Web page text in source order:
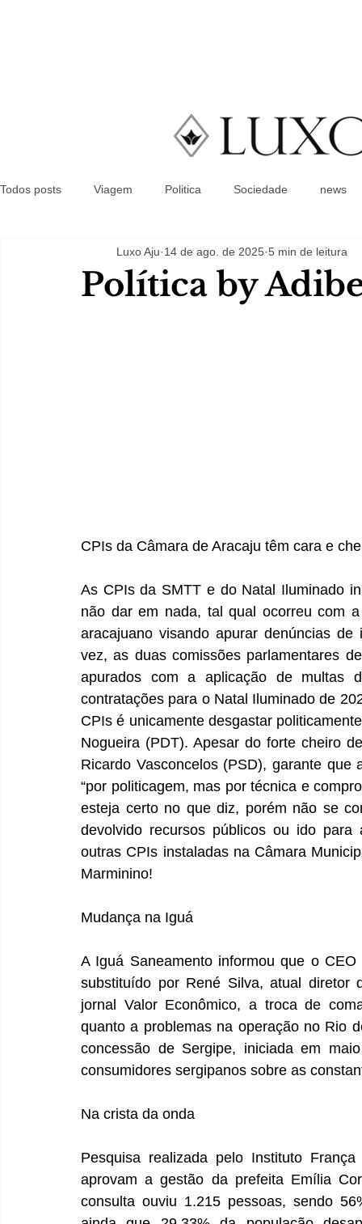
Todos posts Viagem Politica Sociedade news
Política by
Luxo Aju 14 de ago. de 2025 5 min de leitura
CPIs da Câmara de Aracaju têm cara e
As CPIs da SMTT e do Natal Iluminado
não dar em nada, tal qual ocorreu com
aracajuano visando apurar denúncias
vez, as duas comissões parlamentares
apurados com a aplicação de multas
contratações para o Natal Iluminado de
CPIs é unicamente desgastar
Nogueira (PDT). Apesar do forte cheiro
Ricardo Vasconcelos (PSD), garante
“por politicagem, mas por técnica e
esteja certo no que diz, porém não se
devolvido recursos públicos ou ido
outras CPIs instaladas na Câmara
Marminino!
Mudança na Iguá
A Iguá Saneamento informou que o
substituído por René Silva, atual diretor
jornal Valor Econômico, a troca de
quanto a problemas na operação no Rio
concessão de Sergipe, iniciada em
consumidores sergipanos sobre as
Na crista da onda
Pesquisa realizada pelo Instituto
aprovam a gestão da prefeita Emília
consulta ouviu 1.215 pessoas, sendo